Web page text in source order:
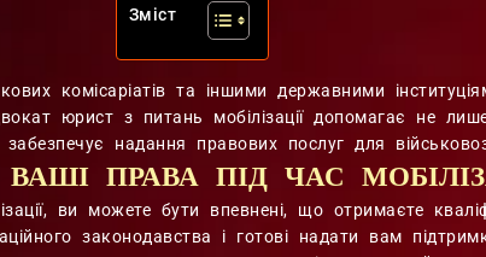
Зміст
комісаріатів та іншими державними
юрист з питань мобілізації допомагає не
забезпечує надання правових послуг для
ПРАВА ПІД ЧАС
ви можете бути впевнені, що отримаєте
законодавства і готові надати вам